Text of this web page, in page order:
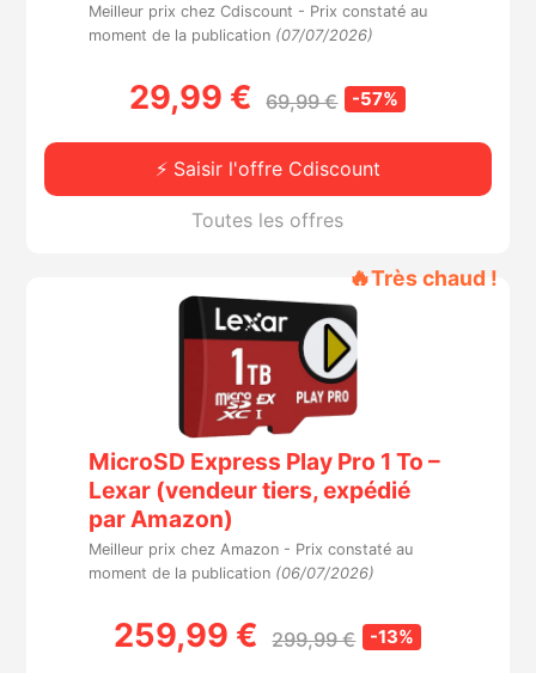
Meilleur prix chez Cdiscount - Prix constaté au
moment de la publication (07/07/2026)
29,99 € 69,99 € -57%
⚡ Saisir l'offre Cdiscount
Toutes les offres
🔥Très chaud !
MicroSD Express Play Pro 1 To –
Lexar (vendeur tiers, expédié
par Amazon)
Meilleur prix chez Amazon - Prix constaté au
moment de la publication (06/07/2026)
259,99 € 299,99 € -13%